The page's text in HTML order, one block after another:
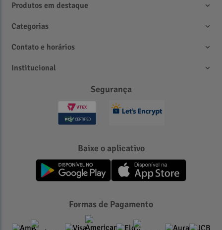
Produtos em destaque
Categorias
Contato e horários
Institucional
Segurança
Baixe o aplicativo
Formas de Pagamento